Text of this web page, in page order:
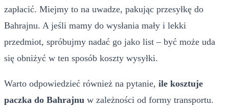
zapłacić. Miejmy to na uwadze, pakując przesyłkę do
Bahrajnu. A jeśli mamy do wysłania mały i lekki
przedmiot, spróbujmy nadać go jako list – być może uda
się obniżyć w ten sposób koszty wysyłki.
Warto odpowiedzieć również na pytanie, ile kosztuje
paczka do Bahrajnu w zależności od formy transportu.